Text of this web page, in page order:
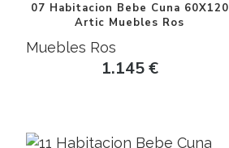
07 Habitacion Bebe Cuna 60X120
Artic Muebles Ros
Muebles Ros
1.145€